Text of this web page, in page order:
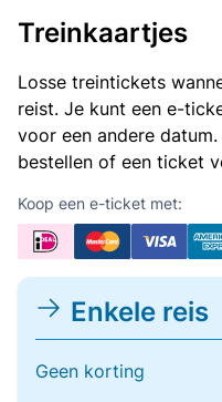
Treinkaartjes
Losse treintickets
reist. Je kunt een e-
voor een andere
bestellen of een ticket
Koop een e-ticket met:
Enkele reis
Geen korting